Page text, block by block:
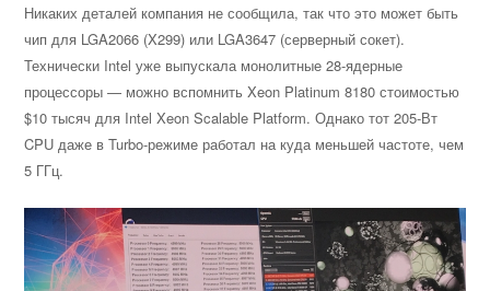
Никаких деталей компания не сообщила, так что это может быть
чип для LGA2066 (X299) или LGA3647 (серверный сокет).
Технически Intel уже выпускала монолитные 28-ядерные
процессоры — можно вспомнить Xeon Platinum 8180 стоимостью
$10 тысяч для Intel Xeon Scalable Platform. Однако тот 205-Вт
CPU даже в Turbo-режиме работал на куда меньшей частоте, чем
5 ГГц.